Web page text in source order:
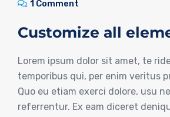
1 Comment
Customize all
Lorem ipsum dolor sit amet, te
temporibus qui, per enim veritus
Quo eu etiam exerci dolore, usu
referrentur. Ex eam diceret